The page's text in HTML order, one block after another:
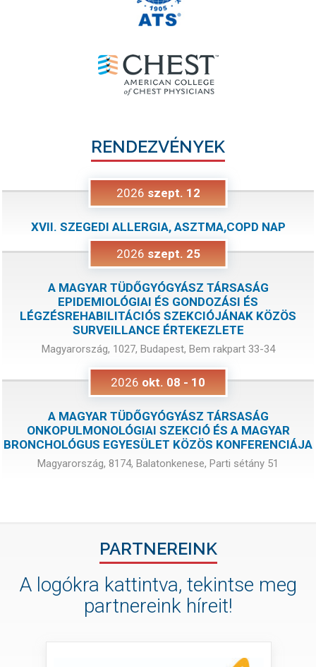
RENDEZVÉNYEK
2026 szept. 12
XVII. SZEGEDI ALLERGIA, ASZTMA,COPD NAP
2026 szept. 25
A MAGYAR TÜDŐGYÓGYÁSZ TÁRSASÁG
EPIDEMIOLÓGIAI ÉS GONDOZÁSI ÉS
LÉGZÉSREHABILITÁCIÓS SZEKCIÓJÁNAK KÖZÖS
SURVEILLANCE ÉRTEKEZLETE
Magyarország, 1027, Budapest, Bem rakpart 33-34
2026 okt. 08 - 10
A MAGYAR TÜDŐGYÓGYÁSZ TÁRSASÁG
ONKOPULMONOLÓGIAI SZEKCIÓ ÉS A MAGYAR
BRONCHOLÓGUS EGYESÜLET KÖZÖS KONFERENCIÁJA
Magyarország, 8174, Balatonkenese, Parti sétány 51
PARTNEREINK
A logókra kattintva, tekintse meg
partnereink híreit!